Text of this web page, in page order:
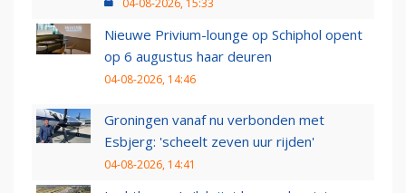
04-08-2026, 15:33
Nieuwe Privium-lounge op Schiphol opent
op 6 augustus haar deuren
04-08-2026, 14:46
Groningen vanaf nu verbonden met
Esbjerg: 'scheelt zeven uur rijden'
04-08-2026, 14:41